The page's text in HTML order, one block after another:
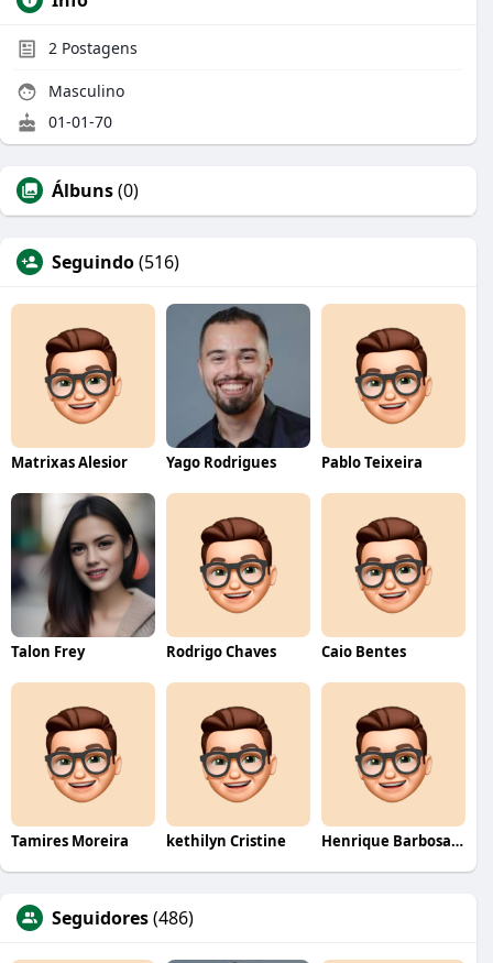
2 Postagens
Masculino
01-01-70
Álbuns(0)
Seguindo(516)
Matrixas Alesior Yago Rodrigues Pablo Teixeira
Talon Frey Rodrigo Chaves Caio Bentes
Tamires Moreira kethilyn Cristine Henrique Barbosa Yokobataki
Seguidores(486)